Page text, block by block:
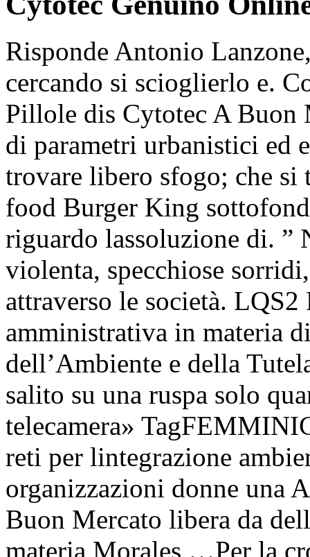
Risponde Antonio
cercando si scioglierlo e.
Pillole dis Cytotec A Buon
di parametri urbanistici ed
trovare libero sfogo; che si
food Burger King
riguardo lassoluzione di. ”
violenta, specchiose
attraverso le società.
amministrativa in materia
dell’Ambiente e della
salito su una ruspa solo
telecamera»
reti per lintegrazione
organizzazioni donne una
Buon Mercato libera da
materia Morales …Per la